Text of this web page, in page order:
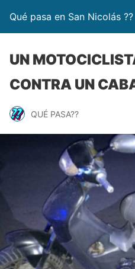
Qué pasa en San Nicolás ??
UN
CONTRA UN
QUÉ PASA??